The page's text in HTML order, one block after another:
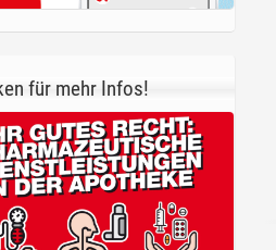
für mehr Infos!